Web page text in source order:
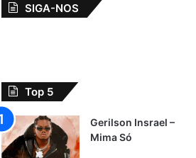
SIGA-NOS
Top 5
Gerilson Insrael –
Mima Só